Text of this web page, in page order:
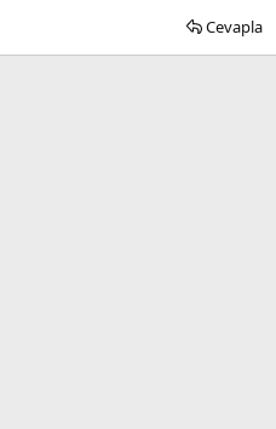
Cevapla